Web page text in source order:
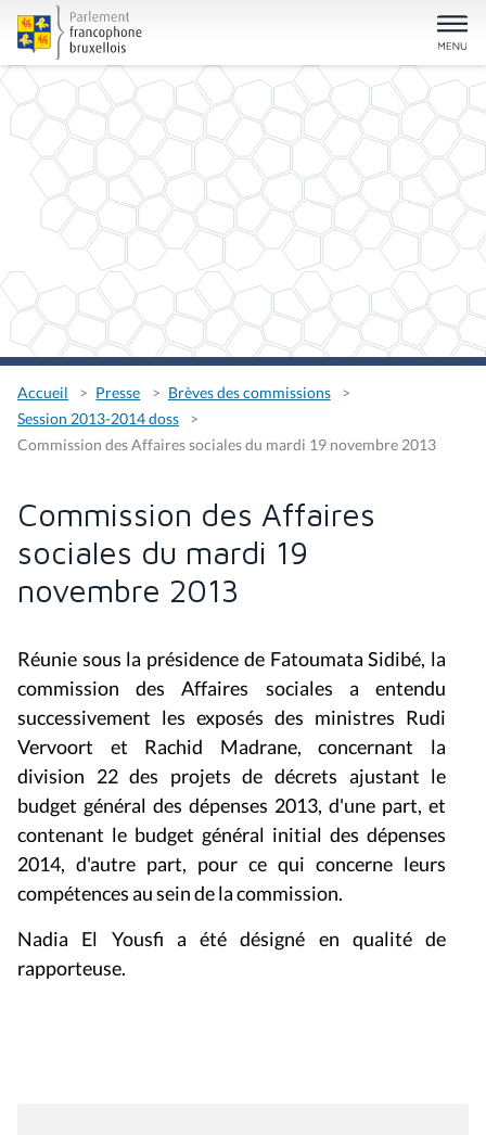
Accueil Presse
Brèves des commissions
Session 2013-2014 doss
Commission des Affaires sociales du mardi 19 novembre 2013
Commission des Affaires
sociales du mardi 19
novembre 2013
Réunie sous la présidence de Fatoumata Sidibé, la
commission des Affaires sociales a entendu
successivement les exposés des ministres Rudi
Vervoort et Rachid Madrane, concernant la
division 22 des projets de décrets ajustant le
budget général des dépenses 2013, d'une part, et
contenant le budget général initial des dépenses
2014, d'autre part, pour ce qui concerne leurs
compétences au sein de la commission.
Nadia El Yousfi a été désigné en qualité de
rapporteuse.